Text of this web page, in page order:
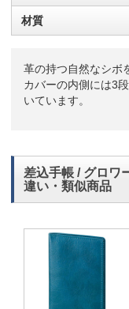
材質
革の持つ自然なシボ
カバーの内側には3
いています。
差込手帳 / グロワ
違い・類似商品